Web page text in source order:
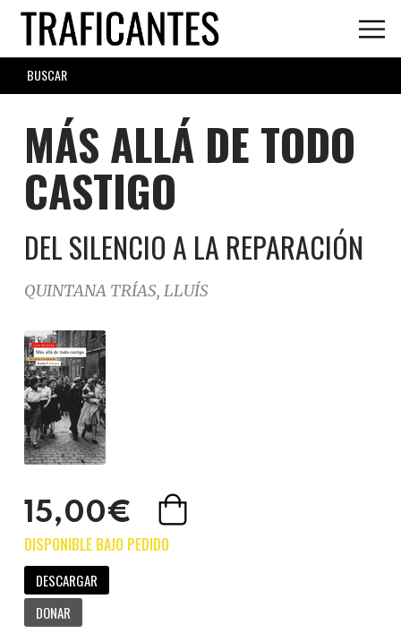
Skip
main
content
SEARCH
FORM
MÁS ALLÁ DE TODO
CASTIGO
DEL SILENCIO A LA REPARACIÓN
QUINTANA TRÍAS, LLUÍS
15,00€
DESCARGAR
DONAR